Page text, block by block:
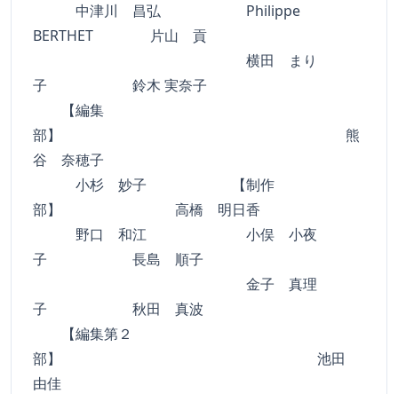
中津川 昌弘 Philippe
BERTHET 片山 貢
横田 まり
子 鈴木 実奈子
【編集
部】 熊
谷 奈穂子
小杉 妙子 【制作
部】 高橋 明日香
野口 和江 小俣 小夜
子 長島 順子
金子 真理
子 秋田 真波
【編集第２
部】 池田
由佳